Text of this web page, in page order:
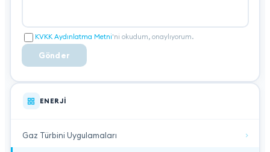
KVKK Aydınlatma Metni'ni okudum, onaylıyorum.
Gönder
ENERJI
Gaz Türbini Uygulamaları